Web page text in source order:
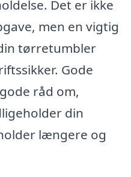
Det er ikke
men en vigtig
tørretumbler
Gode
råd om,
din
længere og